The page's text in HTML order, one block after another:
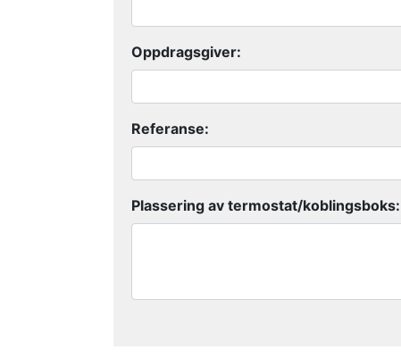
Oppdragsgiver:
Referanse:
Plassering av termostat/koblingsboks: